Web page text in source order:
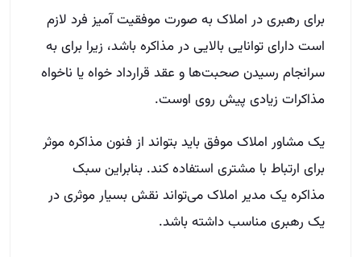
برای رهبری در املاک به صورت موفقیت آمیز فرد لازم
است دارای توانایی بالایی در مذاکره باشد، زیرا برای به
سرانجام رسیدن صحبت‌ها و عقد قرارداد خواه یا ناخواه
مذاکرات زیادی پیش روی اوست.
یک مشاور املاک موفق باید بتواند از فنون مذاکره موثر
برای ارتباط با مشتری استفاده کند. بنابراین سبک
مذاکره یک مدیر املاک می‌تواند نقش بسیار موثری در
یک رهبری مناسب داشته باشد.